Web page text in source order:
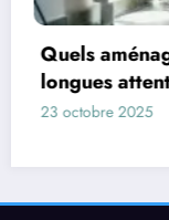
d’éviter les